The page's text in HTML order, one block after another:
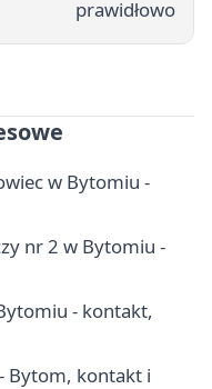
prawidłowo
w Bytomiu -
nr 2 w Bytomiu -
- kontakt,
Bytom, kontakt i